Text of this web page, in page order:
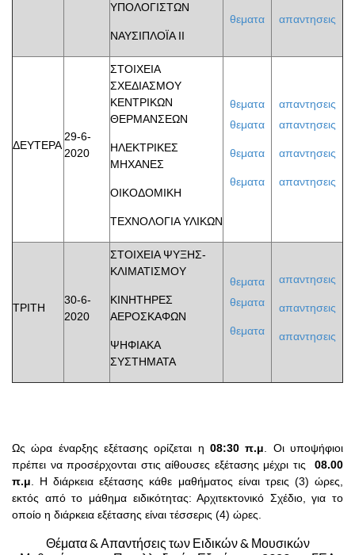
ΥΠΟΛΟΓΙΣΤΩΝ
ΝΑΥΣΙΠΛΟΪΑ ΙΙ
θεματα απαντησεις
ΔΕΥΤΕΡΑ
29-6-
2020
ΣΤΟΙΧΕΙΑ
ΣΧΕΔΙΑΣΜΟΥ
ΚΕΝΤΡΙΚΩΝ
ΘΕΡΜΑΝΣΕΩΝ
ΗΛΕΚΤΡΙΚΕΣ
ΜΗΧΑΝΕΣ
ΟΙΚΟΔΟΜΙΚΗ
ΤΕΧΝΟΛΟΓΙΑ ΥΛΙΚΩΝ
θεματα
θεματα
θεματα
θεματα
απαντησεις
απαντησεις
απαντησεις
απαντησεις
ΤΡΙΤΗ
30-6-
2020
ΣΤΟΙΧΕΙΑ ΨΥΞΗΣ-
ΚΛΙΜΑΤΙΣΜΟΥ
ΚΙΝΗΤΗΡΕΣ
ΑΕΡΟΣΚΑΦΩΝ
ΨΗΦΙΑΚΑ
ΣΥΣΤΗΜΑΤΑ
θεματα
θεματα
θεματα
απαντησεις
απαντησεις
απαντησεις
Ως ώρα έναρξης εξέτασης ορίζεται η 08:30 π.μ. Οι υποψήφιοι
πρέπει να προσέρχονται στις αίθουσες εξέτασης μέχρι τις 08.00
π.μ. Η διάρκεια εξέτασης κάθε μαθήματος είναι τρεις (3) ώρες,
εκτός από το μάθημα ειδικότητας: Αρχιτεκτονικό Σχέδιο, για το
οποίο η διάρκεια εξέτασης είναι τέσσερις (4) ώρες.
Θέματα & Απαντήσεις των Ειδικών & Μουσικών